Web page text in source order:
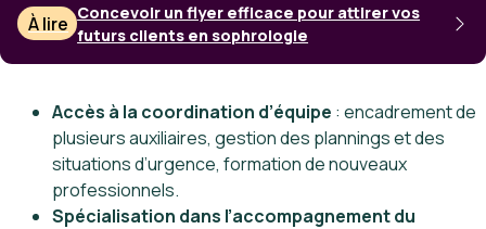
À lire Concevoir un flyer efficace pour attirer vos
futurs clients en sophrologie
Accès à la coordination d’équipe : encadrement de
plusieurs auxiliaires, gestion des plannings et des
situations d’urgence, formation de nouveaux
professionnels.
Spécialisation dans l’accompagnement du